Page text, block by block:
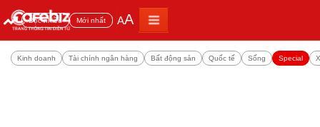
Đọc nhiều Mới nhất AA
Kinh doanh Tài chính ngân hàng Bất động sản Quốc tế Sống Special